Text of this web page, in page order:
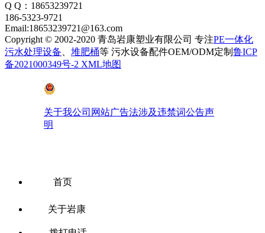
Q Q：18653239721
186-5323-9721
Email:18653239721@163.com
Copyright © 2002-2020 青岛岩康塑业有限公司 专注PE一体化
污水处理设备
堆肥桶等 污水设备配件OEM/ODM定制 鲁ICP
备2021000349号-2 XML地图
关于我公司网站广告法涉及违禁词公告声
明
首页
关于岩康